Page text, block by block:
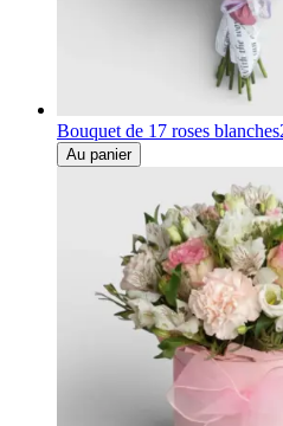
Bouquet de 17 roses blanches
Au panier